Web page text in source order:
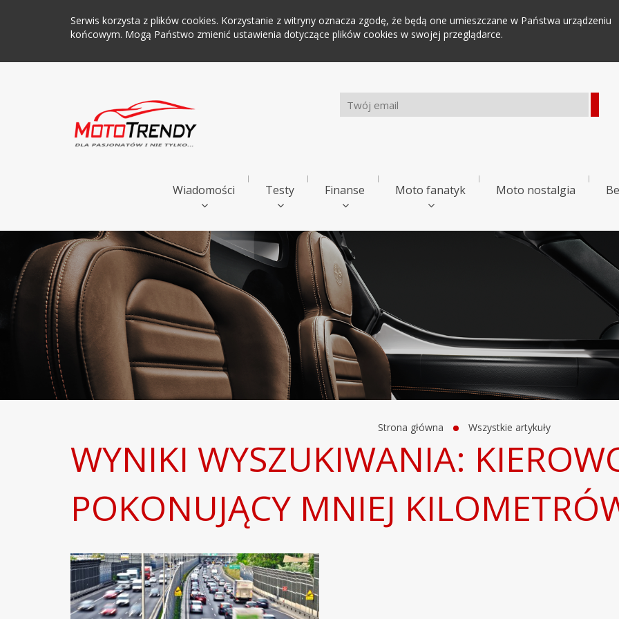
Serwis korzysta z plików cookies. Korzystanie z witryny oznacza zgodę, że będą one umieszczane w Państwa urządzeniu
końcowym. Mogą Państwo zmienić ustawienia dotyczące plików cookies w swojej przeglądarce.
Wiadomości Testy Finanse Moto fanatyk Moto nostalgia
Strona główna Wszystkie artykuły
WYNIKI WYSZUKIWANIA:
POKONUJĄCY MNIEJ